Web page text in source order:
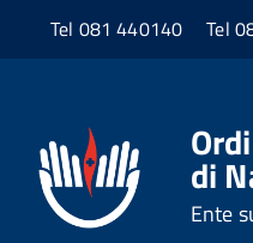
Tel 081 440140 Tel
di
Ente